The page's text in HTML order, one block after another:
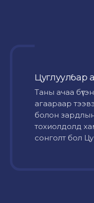
Цуглуулбар
Таны ачаа
агаараар
болон
тохиолдолд
сонголт бол